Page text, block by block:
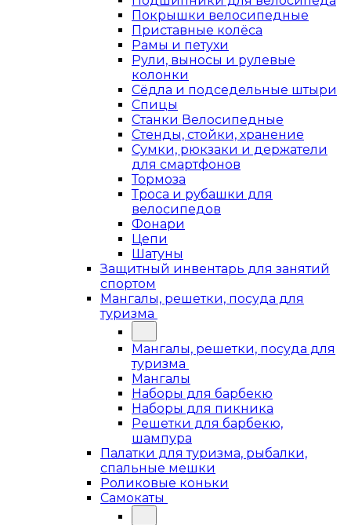
Покрышки велосипедные
Приставные колёса
Рамы и петухи
Рули, выносы и рулевые
колонки
Сёдла и подседельные штыри
Спицы
Станки Велосипедные
Стенды, стойки, хранение
Сумки, рюкзаки и держатели
для смартфонов
Тормоза
Троса и рубашки для
велосипедов
Фонари
Цепи
Шатуны
Защитный инвентарь для занятий
спортом
Мангалы, решетки, посуда для
туризма
Мангалы, решетки, посуда для
туризма
Мангалы
Наборы для барбекю
Наборы для пикника
Решетки для барбекю,
шампура
Палатки для туризма, рыбалки,
спальные мешки
Роликовые коньки
Самокаты